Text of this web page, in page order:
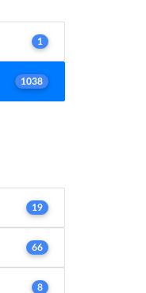
1
1038
19
66
8